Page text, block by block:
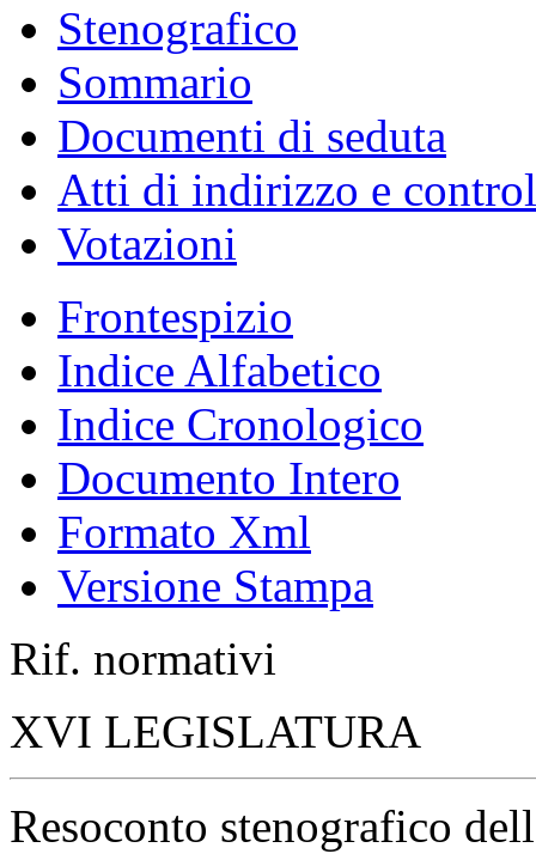
Stenografico
Sommario
Documenti di seduta
Atti di indirizzo e
Votazioni
Frontespizio
Indice Alfabetico
Indice Cronologico
Documento Intero
Formato Xml
Versione Stampa
Rif. normativi
XVI LEGISLATURA
Resoconto stenografico